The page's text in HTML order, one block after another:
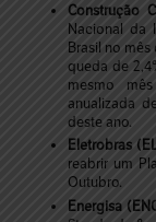
Construção
Nacional da
Brasil no
queda de
mesmo
anualizada
deste ano.
Eletrobras
reabrir um
Outubro.
Energisa